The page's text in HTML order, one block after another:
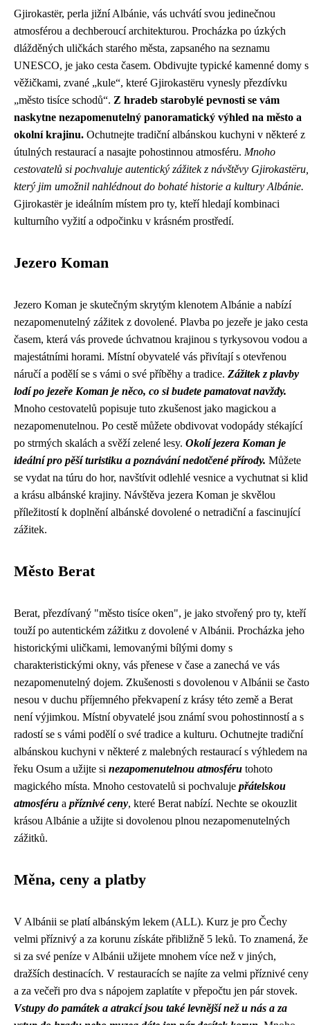
Gjirokastër, perla jižní Albánie, vás uchvátí svou jedinečnou
atmosférou a dechberoucí architekturou. Procházka po úzkých
dlážděných uličkách starého města, zapsaného na seznamu
UNESCO, je jako cesta časem. Obdivujte typické kamenné domy s
věžičkami, zvané „kule“, které Gjirokastëru vynesly přezdívku
„město tisíce schodů“. Z hradeb starobylé pevnosti se vám
naskytne nezapomenutelný panoramatický výhled na město a
okolní krajinu. Ochutnejte tradiční albánskou kuchyni v některé z
útulných restaurací a nasajte pohostinnou atmosféru. Mnoho
cestovatelů si pochvaluje autentický zážitek z návštěvy Gjirokastëru,
který jim umožnil nahlédnout do bohaté historie a kultury Albánie.
Gjirokastër je ideálním místem pro ty, kteří hledají kombinaci
kulturního vyžití a odpočinku v krásném prostředí.
Jezero Koman
Jezero Koman je skutečným skrytým klenotem Albánie a nabízí
nezapomenutelný zážitek z dovolené. Plavba po jezeře je jako cesta
časem, která vás provede úchvatnou krajinou s tyrkysovou vodou a
majestátními horami. Místní obyvatelé vás přivítají s otevřenou
náručí a podělí se s vámi o své příběhy a tradice. Zážitek z plavby
lodí po jezeře Koman je něco, co si budete pamatovat navždy.
Mnoho cestovatelů popisuje tuto zkušenost jako magickou a
nezapomenutelnou. Po cestě můžete obdivovat vodopády stékající
po strmých skalách a svěží zelené lesy. Okolí jezera Koman je
ideální pro pěší turistiku a poznávání nedotčené přírody. Můžete
se vydat na túru do hor, navštívit odlehlé vesnice a vychutnat si klid
a krásu albánské krajiny. Návštěva jezera Koman je skvělou
příležitostí k doplnění albánské dovolené o netradiční a fascinující
zážitek.
Město Berat
Berat, přezdívaný "město tisíce oken", je jako stvořený pro ty, kteří
touží po autentickém zážitku z dovolené v Albánii. Procházka jeho
historickými uličkami, lemovanými bílými domy s
charakteristickými okny, vás přenese v čase a zanechá ve vás
nezapomenutelný dojem. Zkušenosti s dovolenou v Albánii se často
nesou v duchu příjemného překvapení z krásy této země a Berat
není výjimkou. Místní obyvatelé jsou známí svou pohostinností a s
radostí se s vámi podělí o své tradice a kulturu. Ochutnejte tradiční
albánskou kuchyni v některé z malebných restaurací s výhledem na
řeku Osum a užijte si nezapomenutelnou atmosféru tohoto
magického místa. Mnoho cestovatelů si pochvaluje přátelskou
atmosféru a příznivé ceny, které Berat nabízí. Nechte se okouzlit
krásou Albánie a užijte si dovolenou plnou nezapomenutelných
zážitků.
Měna, ceny a platby
V Albánii se platí albánským lekem (ALL). Kurz je pro Čechy
velmi příznivý a za korunu získáte přibližně 5 leků. To znamená, že
si za své peníze v Albánii užijete mnohem více než v jiných,
dražších destinacích. V restauracích se najíte za velmi příznivé ceny
a za večeři pro dva s nápojem zaplatíte v přepočtu jen pár stovek.
Vstupy do památek a atrakcí jsou také levnější než u nás a za